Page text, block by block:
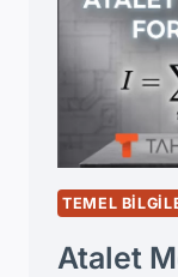
TEMEL
Atalet